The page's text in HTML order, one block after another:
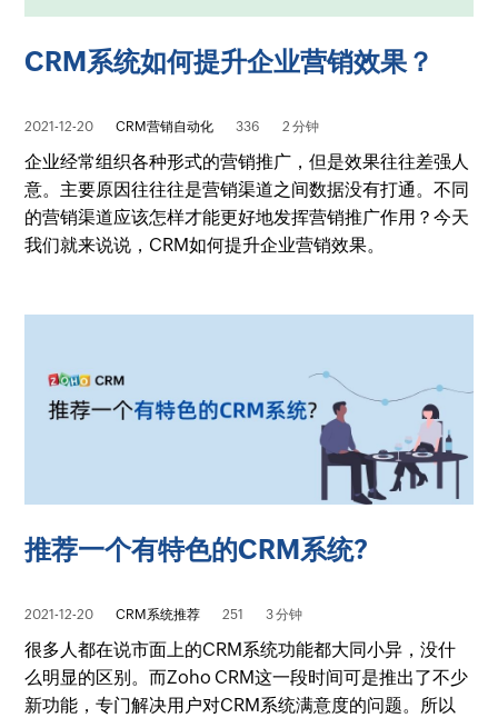
CRM系统如何提升企业营销效果？
2021-12-20 CRM营销自动化 336 2 分钟
企业经常组织各种形式的营销推广，但是效果往往差强人
意。主要原因往往往是营销渠道之间数据没有打通。不同
的营销渠道应该怎样才能更好地发挥营销推广作用？今天
我们就来说说，CRM如何提升企业营销效果。
推荐一个有特色的CRM系统?
2021-12-20 CRM系统推荐 251 3 分钟
很多人都在说市面上的CRM系统功能都大同小异，没什
么明显的区别。而Zoho CRM这一段时间可是推出了不少
新功能，专门解决用户对CRM系统满意度的问题。所以